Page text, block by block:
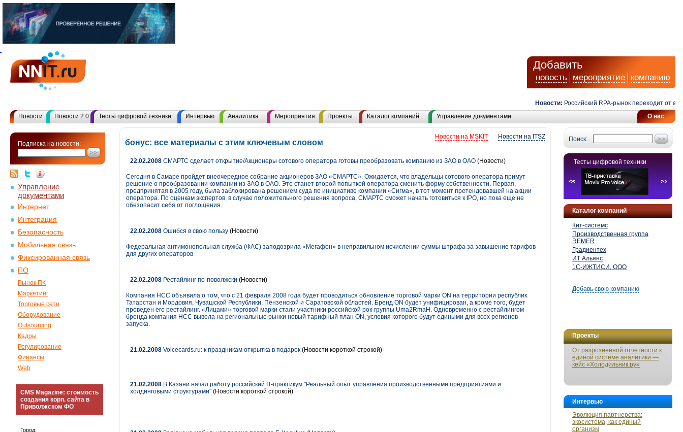
Добавить
новость мероприятие компанию
Новости: Российский RPA-рынок переходит от
О нас
Новости Новости 2.0 Тесты цифровой техники Интервью Аналитика Мероприятия Проекты Каталог компаний Управление документами
Подписка на новости:
Управление
документами
Интернет
Интеграция
Безопасность
Мобильная связь
Фиксированная связь
ПО
Рынок ПК
Маркетинг
Торговые сети
Оборудование
Outsourcing
Кадры
Регулирование
Финансы
Web
CMS Magazine: стоимость
создания корп. сайта в
Приволжском ФО
Город:
Поиск:
Тесты цифровой техники
Каталог компаний
Кит-системс
Производственная группа
REMER
Градиентех
ИТ Альянс
1С-ИЖТИСИ, ООО
Добавь свою компанию
Проекты
От разрозненной отчетности к
единой системе аналитики —
кейс «Холодильник.ру»
Интервью
Эволюция партнерства:
экосистема, как единый
организм
Новости на ITSZ
Новости на MSKIT
бонус: все материалы с этим ключевым словом
22.02.2008 СМАРТС сделает открытие/Акционеры сотового оператора готовы преобразовать компанию из ЗАО в ОАО (Новости)
Cегодня в Cамаре пройдет внеочередное собрание акционеров ЗАО «СМАРТС». Ожидается, что владельцы сотового оператора примут
решение о преобразовании компании из ЗАО в ОАО. Это станет второй попыткой оператора сменить форму собственности. Первая,
предпринятая в 2005 году, была заблокирована решением суда по инициативе компании «Сигма», в тот момент претендовавшей на акции
оператора. По оценкам экспертов, в случае положительного решения вопроса, СМАРТС сможет начать готовиться к IPO, но пока еще не
обезопасит себя от поглощения.
22.02.2008 Ошибся в свою пользу (Новости)
Федеральная антимонопольная служба (ФАС) заподозрила «Мегафон» в неправильном исчислении суммы штрафа за завышение тарифов
для других операторов
22.02.2008 Рестайлинг по-поволжски (Новости)
Компания НСС объявила о том, что с 21 февраля 2008 года будет проводиться обновление торговой марки ON на территории республик
Татарстан и Мордовия, Чувашской Республики, Пензенской и Саратовской областей. Бренд ON будет унифицирован, а кроме того, будет
проведен его рестайлинг. «Лицами» торговой марки стали участники российской рок-группы Uma2RmaH. Одновременно с рестайлингом
бренда компания НСС вывела на региональные рынки новый тарифный план ON, условия которого будут едиными для всех регионов
запуска.
21.02.2008 Voicecards.ru: к праздникам открытка в подарок (Новости короткой строкой)
21.02.2008 В Казани начал работу российский IT-практикум "Реальный опыт управления производственными предприятиями и
холдинговыми структурами" (Новости короткой строкой)